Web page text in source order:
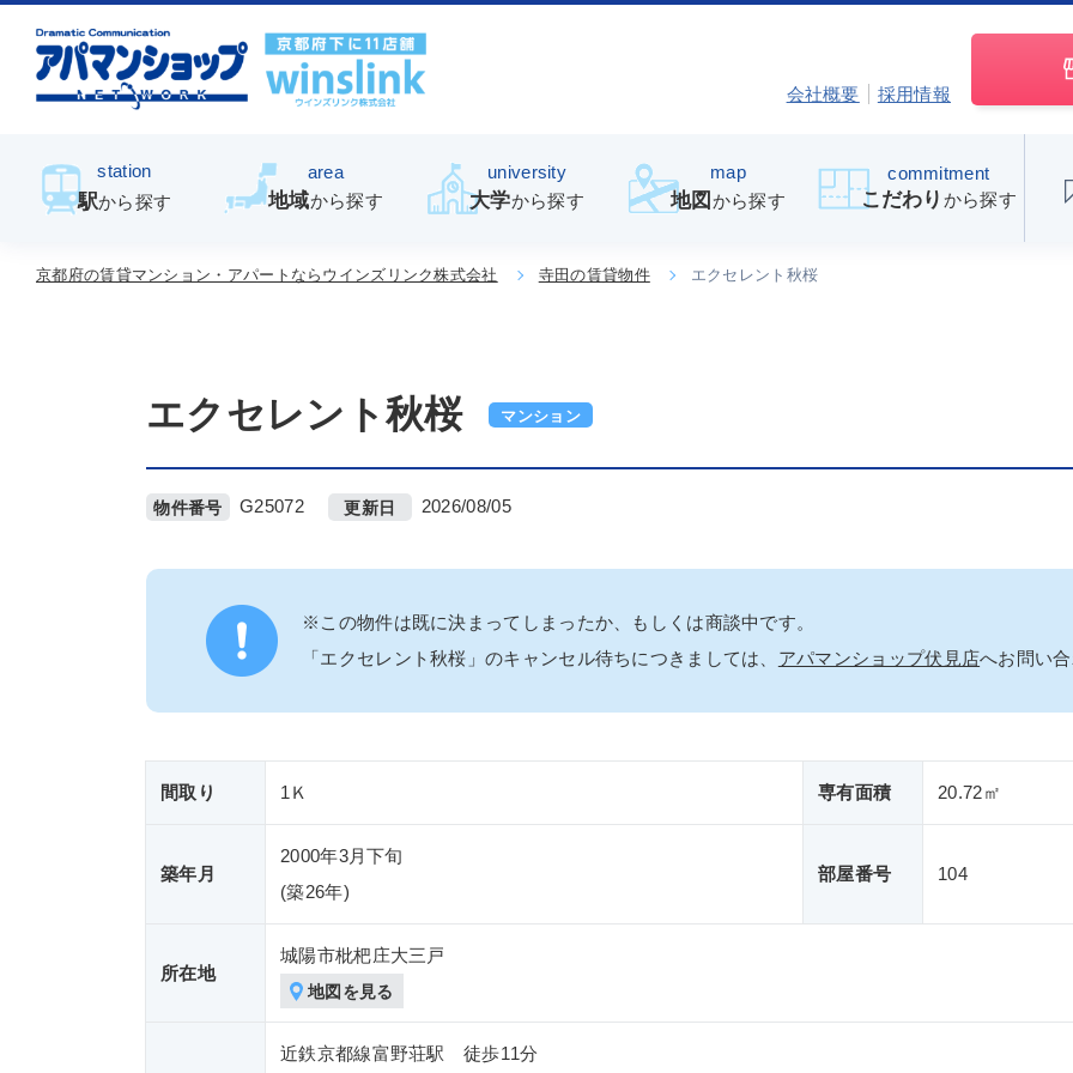
会社概要 採用情報
station
駅から探す
area
地域から探す
university
大学から探す
map
地図 から探す
commitment
こだわり から探す
京都府の賃貸マンション・アパートならウインズリンク株式会社 寺田の賃貸物件 エクセレント秋桜
マンション
エクセレント秋桜
物件番号 G25072 更新日 2026/08/05
※この物件は既に決まってしまったか、もしくは商談中です。
「エクセレント秋桜」のキャンセル待ちにつきましては、 アパマンショップ伏見店へお問い合
間取り 1Ｋ 専有面積 20.72㎡
築年月
2000年3月下旬
(築26年)
部屋番号 104
所在地
城陽市枇杷庄大三戸
地図を見る
近鉄京都線富野荘駅 徒歩11分